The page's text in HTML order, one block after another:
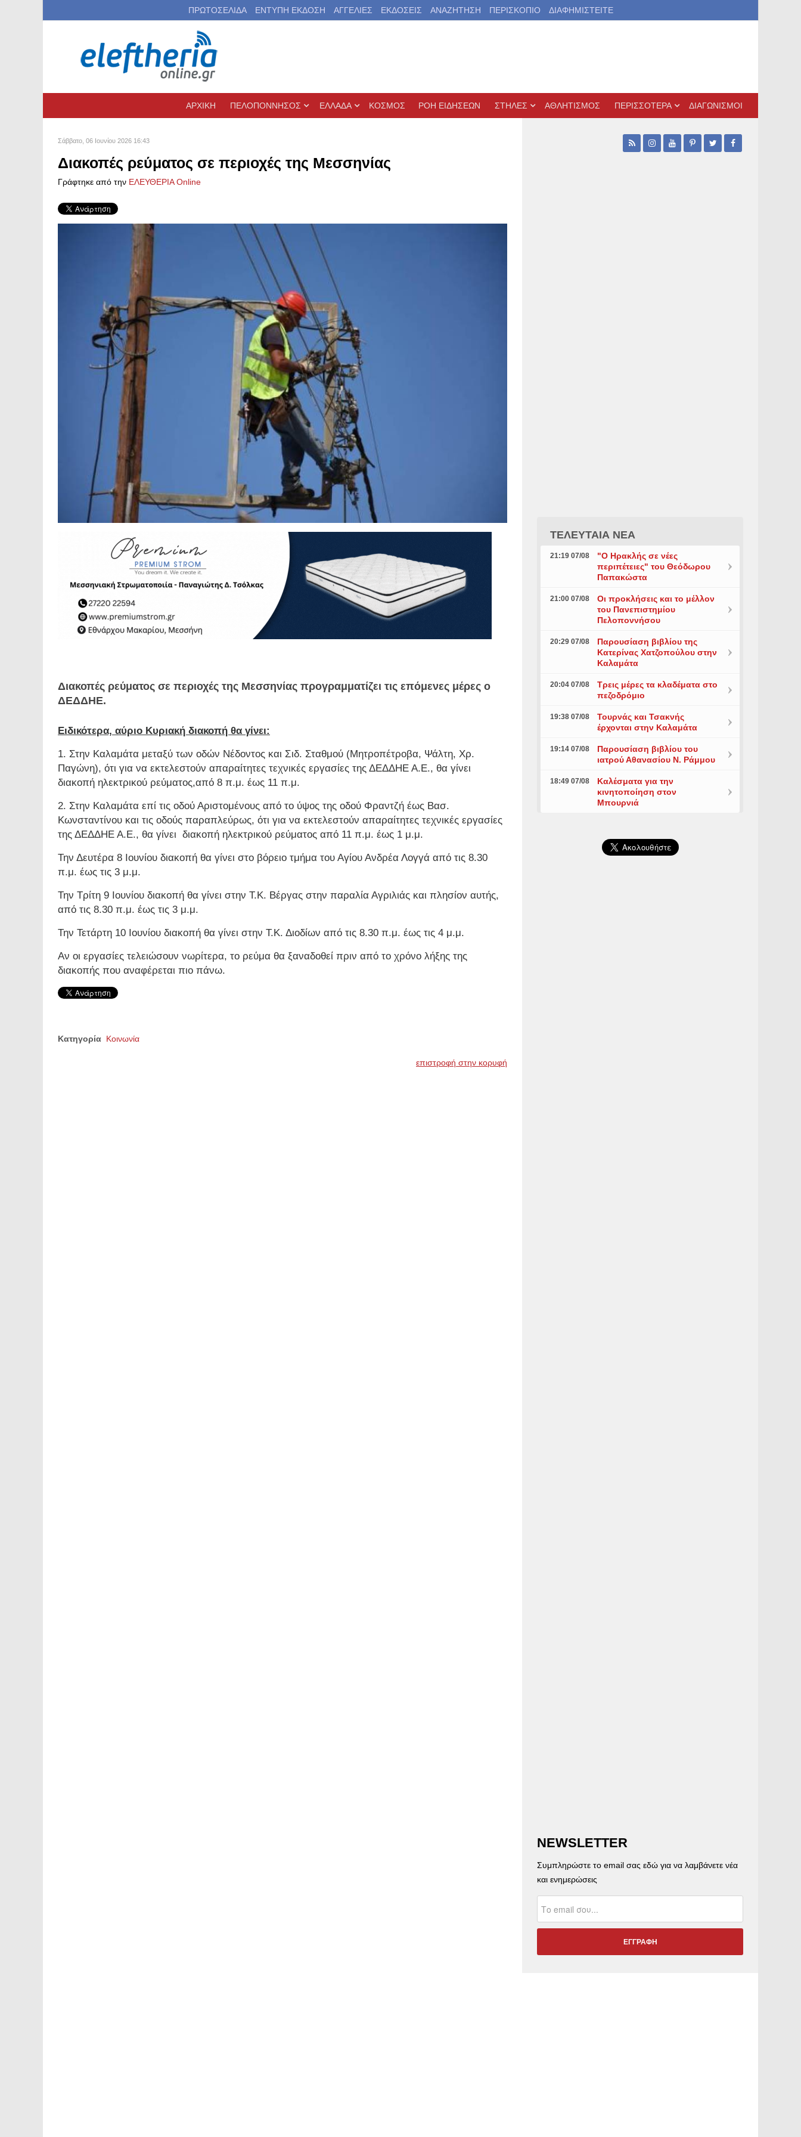
ΠΡΩΤΟΣΕΛΙΔΑ ΕΝΤΥΠΗ ΕΚΔΟΣΗ ΑΓΓΕΛΙΕΣ ΕΚΔΟΣΕΙΣ ΑΝΑΖΗΤΗΣΗ ΠΕΡΙΣΚΟΠΙΟ ΔΙΑΦΗΜΙΣΤΕΙΤΕ
ΑΡΧΙΚΗ ΠΕΛΟΠΟΝΝΗΣΟΣ ΕΛΛΑΔΑ ΚΟΣΜΟΣ ΡΟΗ ΕΙΔΗΣΕΩΝ ΣΤΗΛΕΣ ΑΘΛΗΤΙΣΜΟΣ ΠΕΡΙΣΣΟΤΕΡΑ ΔΙΑΓΩΝΙΣΜΟΙ
Σάββατο, 06 Ιουνίου 2026 16:43
Διακοπές ρεύματος σε περιοχές της Μεσσηνίας
Γράφτηκε από την ΕΛΕΥΘΕΡΙΑ Online
Διακοπές ρεύματος σε περιοχές της Μεσσηνίας προγραμματίζει τις επόμενες μέρες ο
ΔΕΔΔΗΕ.
Ειδικότερα, αύριο Κυριακή διακοπή θα γίνει:
1. Στην Καλαμάτα μεταξύ των οδών Νέδοντος και Σιδ. Σταθμού (Μητροπέτροβα, Ψάλτη, Χρ.
Παγώνη), ότι για να εκτελεστούν απαραίτητες τεχνικές εργασίες της ΔΕΔΔΗΕ Α.Ε., θα γίνει
διακοπή ηλεκτρικού ρεύματος,από 8 π.μ. έως 11 π.μ.
2. Στην Καλαμάτα επί τις οδού Αριστομένους από το ύψος της οδού Φραντζή έως Βασ.
Κωνσταντίνου και τις οδούς παραπλεύρως, ότι για να εκτελεστούν απαραίτητες τεχνικές εργασίες
της ΔΕΔΔΗΕ Α.Ε., θα γίνει διακοπή ηλεκτρικού ρεύματος από 11 π.μ. έως 1 μ.μ.
Την Δευτέρα 8 Ιουνίου διακοπή θα γίνει στο βόρειο τμήμα του Αγίου Ανδρέα Λογγά από τις 8.30
π.μ. έως τις 3 μ.μ.
Την Τρίτη 9 Ιουνίου διακοπή θα γίνει στην Τ.Κ. Βέργας στην παραλία Αγριλιάς και πλησίον αυτής,
από τις 8.30 π.μ. έως τις 3 μ.μ.
Την Τετάρτη 10 Ιουνίου διακοπή θα γίνει στην Τ.Κ. Διοδίων από τις 8.30 π.μ. έως τις 4 μ.μ.
Αν οι εργασίες τελειώσουν νωρίτερα, το ρεύμα θα ξαναδοθεί πριν από το χρόνο λήξης της
διακοπής που αναφέρεται πιο πάνω.
Κατηγορία Κοινωνία
επιστροφή στην κορυφή
ΤΕΛΕΥΤΑΙΑ ΝΕΑ
21:19 07/08
"Ο Ηρακλής σε νέες
περιπέτειες" του Θεόδωρου
Παπακώστα
21:00 07/08
Οι προκλήσεις και το μέλλον
του Πανεπιστημίου
Πελοποννήσου
20:29 07/08
Παρουσίαση βιβλίου της
Κατερίνας Χατζοπούλου στην
Καλαμάτα
20:04 07/08
Τρεις μέρες τα κλαδέματα στο
πεζοδρόμιο
19:38 07/08
Τουρνάς και Τσακνής
έρχονται στην Καλαμάτα
19:14 07/08
Παρουσίαση βιβλίου του
ιατρού Αθανασίου Ν. Ράμμου
18:49 07/08
Καλέσματα για την
κινητοποίηση στον
Μπουρνιά
NEWSLETTER
Συμπληρώστε το email σας εδώ για να λαμβάνετε νέα
και ενημερώσεις